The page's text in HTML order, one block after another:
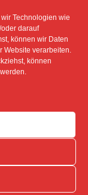
Technologien wie
darauf
können wir Daten
Website verarbeiten.
können
ANDERE
DEM
WERDEN